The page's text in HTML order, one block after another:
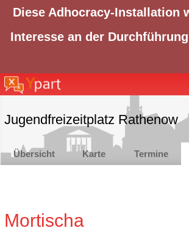
Diese Adhocracy-Installation
Interesse an der
Jugendfreizeitplatz Rathenow
Übersicht Karte Termine
Mortischa